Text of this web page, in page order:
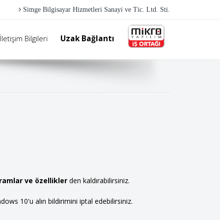
Simge Bilgisayar Hizmetleri Sanayi ve Tic. Ltd. Sti.
İletişim Bilgileri Uzak Bağlantı
ve özellikler den kaldırabilirsiniz.
10'u alın bildirimini iptal edebilirsiniz.